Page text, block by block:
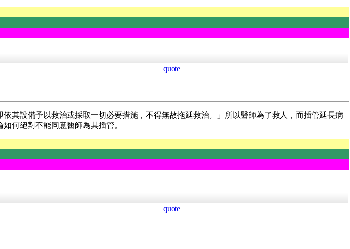
quote
其設備予以救治或採取一切必要措施，不得無故拖延救治。」所以醫師為了救人，而插管延長病
何絕對不能同意醫師為其插管。
quote